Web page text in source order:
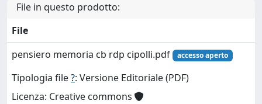
File in questo prodotto:
File
pensiero memoria cb rdp cipolli.pdf
accesso aperto
Tipologia file?: Versione Editoriale (PDF)
Licenza: Creative commons